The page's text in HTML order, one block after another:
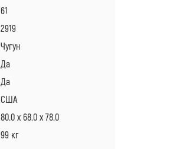
61
2919
Чугун
Да
Да
США
80.0 x 68.0 x 78.0
99 кг